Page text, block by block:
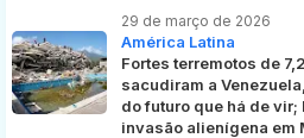
29 de março de 2026
América Latina
Fortes terremotos de
sacudiram a
do futuro que há de
invasão alienígena em